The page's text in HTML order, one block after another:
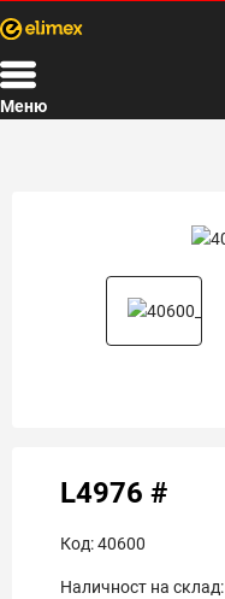
Меню
L4976 #
Код:40600
Наличност на склад: